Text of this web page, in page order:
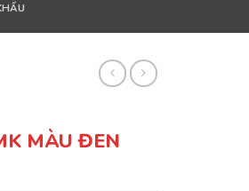
MÀU ĐEN